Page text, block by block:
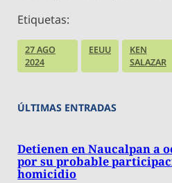
Etiquetas:
27 AGO
2024
EEUU
KEN
SALAZAR
ÚLTIMAS ENTRADAS
Detienen en Naucalpan a
por su probable
homicidio